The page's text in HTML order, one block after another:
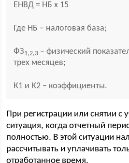
ЕНВД = НБ х 15
Где НБ – налоговая база;
ФЗ1,2,3 – физический
трех месяцев;
К1 и К2 – коэффициенты.
При регистрации или снятии с
ситуация, когда отчетный
полностью. В этой ситуации
рассчитывать и уплачивать
отработанное время.